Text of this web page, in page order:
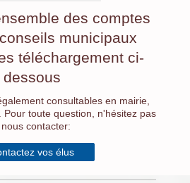
des comptes
municipaux
téléchargement ci-
dessous
consultables en mairie,
Pour toute question, n'hésitez pas
contacter:
vos élus